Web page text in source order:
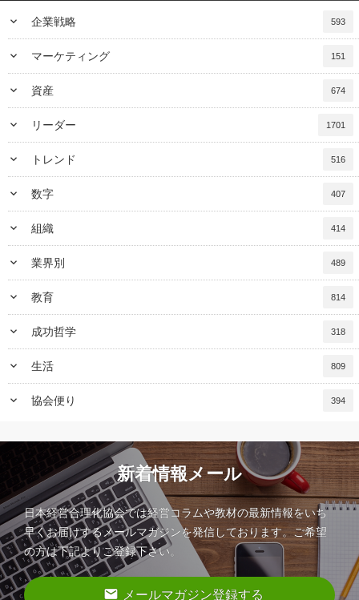
keyboard_arrow_down 企業戦略 593
keyboard_arrow_down マーケティング 151
keyboard_arrow_down 資産 674
keyboard_arrow_down リーダー 1701
keyboard_arrow_down トレンド 516
keyboard_arrow_down 数字 407
keyboard_arrow_down 組織 414
keyboard_arrow_down 業界別 489
keyboard_arrow_down 教育 814
keyboard_arrow_down 成功哲学 318
keyboard_arrow_down 生活 809
keyboard_arrow_down 協会便り 394
新着情報メール
日本経営合理化協会では経営コラムや教材の最新情報をいち
早くお届けするメールマガジンを発信しております。ご希望
の方は下記よりご登録下さい。
email メールマガジン登録する